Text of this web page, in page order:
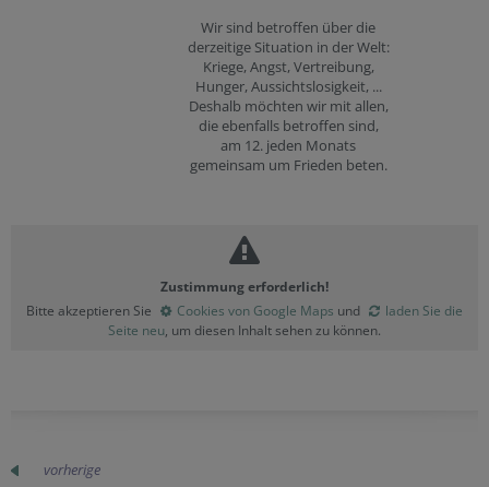
Wir sind betroffen über die
derzeitige Situation in der Welt:
Kriege, Angst, Vertreibung,
Hunger, Aussichtslosigkeit, ...
Deshalb möchten wir mit allen,
die ebenfalls betroffen sind,
am 12. jeden Monats
gemeinsam um Frieden beten.
Zustimmung erforderlich!
Bitte akzeptieren Sie
Cookies von Google Maps und
laden Sie die
Seite neu, um diesen Inhalt sehen zu können.
vorherige